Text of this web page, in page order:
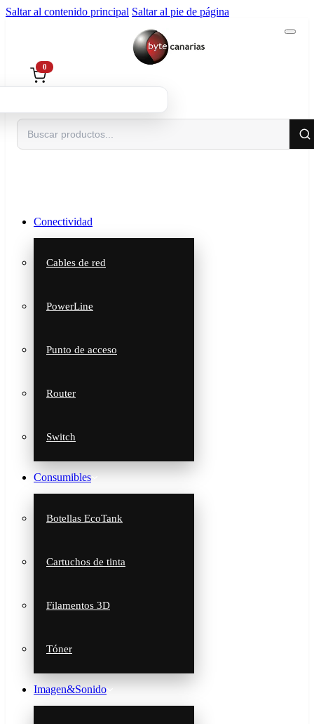
Saltar al contenido principal Saltar al pie de página
Buscar
0
Conectividad
Cables de red
PowerLine
Punto de acceso
Router
Switch
Consumibles
Botellas EcoTank
Cartuchos de tinta
Filamentos 3D
Tóner
Imagen&Sonido